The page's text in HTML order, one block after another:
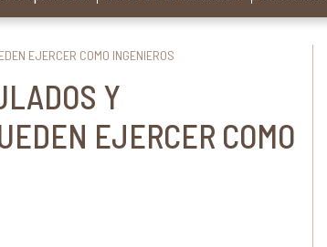
EJERCER COMO INGENIEROS
Y
EJERCER COMO